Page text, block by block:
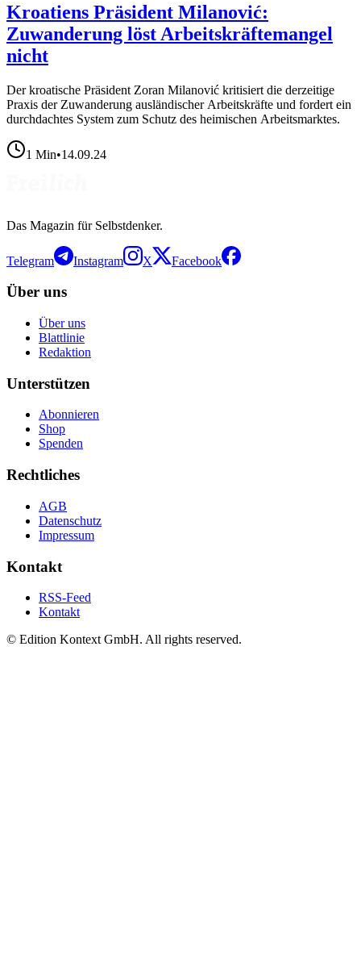
Kroatiens Präsident Milanović:
Zuwanderung löst Arbeitskräftemangel
nicht
Der kroatische Präsident Zoran Milanović kritisiert die derzeitige
Praxis der Zuwanderung ausländischer Arbeitskräfte und fordert ein
durchdachtes System zum Schutz des heimischen Arbeitsmarktes.
1 Min•14.09.24
Das Magazin für Selbstdenker.
Telegram Instagram X Facebook
Über uns
Über uns
Blattlinie
Redaktion
Unterstützen
Abonnieren
Shop
Spenden
Rechtliches
AGB
Datenschutz
Impressum
Kontakt
RSS-Feed
Kontakt
© Edition Kontext GmbH. All rights reserved.